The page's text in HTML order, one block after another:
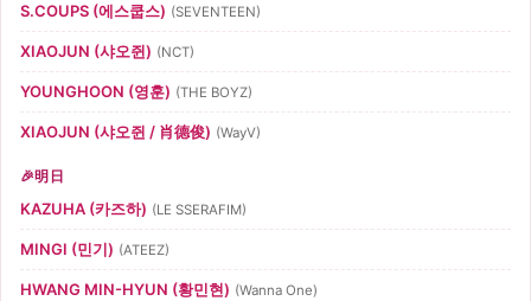
S.COUPS (에스쿱스) (SEVENTEEN)
XIAOJUN (샤오쥔) (NCT)
YOUNGHOON (영훈) (THE BOYZ)
XIAOJUN (샤오쥔 / 肖德俊) (WayV)
明日
KAZUHA (카즈하) (LE SSERAFIM)
MINGI (민기) (ATEEZ)
HWANG MIN-HYUN (황민현) (Wanna One)